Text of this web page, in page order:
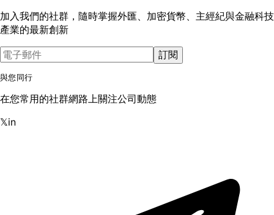
加入我們的社群，隨時掌握外匯、加密貨幣、主經紀與金融科技
產業的最新創新
訂閱
與您同行
在您常用的社群網路上關注公司動態
𝕏in